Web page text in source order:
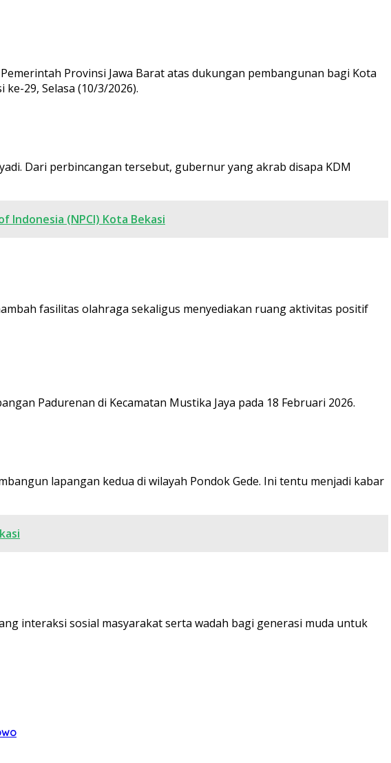
Provinsi Jawa Barat atas dukungan pembangunan bagi Kota
29, Selasa (10/3/2026).
Dari perbincangan tersebut, gubernur yang akrab disapa KDM
Indonesia (NPCI) Kota Bekasi
fasilitas olahraga sekaligus menyediakan ruang aktivitas positif
Padurenan di Kecamatan Mustika Jaya pada 18 Februari 2026.
lapangan kedua di wilayah Pondok Gede. Ini tentu menjadi kabar
interaksi sosial masyarakat serta wadah bagi generasi muda untuk